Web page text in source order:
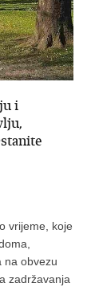
i
vrijeme, koje
na obvezu
zadržavanja